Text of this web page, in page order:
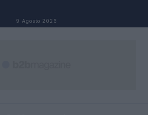
9 Agosto 2026